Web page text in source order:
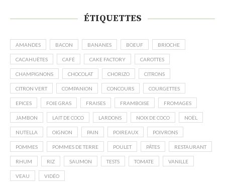
ÉTIQUETTES
AMANDES BACON BANANES BOEUF BRIOCHE
CACAHUÈTES CAFÉ CAKE FACTORY CAROTTES
CHAMPIGNONS CHOCOLAT CHORIZO CITRONS
CITRON VERT COMPANION CONCOURS COURGETTES
EPICES FOIE GRAS FRAISES FRAMBOISE FROMAGES
JAMBON LAIT DE COCO LARDONS NOIX DE COCO NOËL
NUTELLA OIGNON PAIN POIREAUX POIVRONS
POMMES POMMES DE TERRE POULET PÂTES RESTAURANT
RHUM RIZ SAUMON TESTS TOMATE VANILLE
VEAU VIDÉO